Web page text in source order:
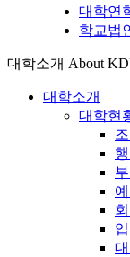
대학연
학교법
대학소개 About
대학소개
대학현